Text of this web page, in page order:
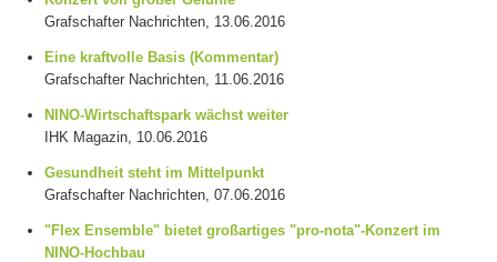
Grafschafter Nachrichten, 13.06.2016
Eine kraftvolle Basis (Kommentar)
Grafschafter Nachrichten, 11.06.2016
NINO-Wirtschaftspark wächst weiter
IHK Magazin, 10.06.2016
Gesundheit steht im Mittelpunkt
Grafschafter Nachrichten, 07.06.2016
"Flex Ensemble" bietet großartiges "pro-nota"-Konzert im
NINO-Hochbau